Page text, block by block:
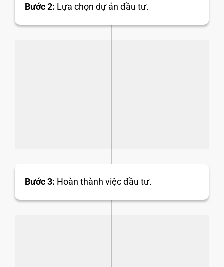
Bước 2: Lựa chọn dự án đầu tư.
Bước 3: Hoàn thành việc đầu tư.